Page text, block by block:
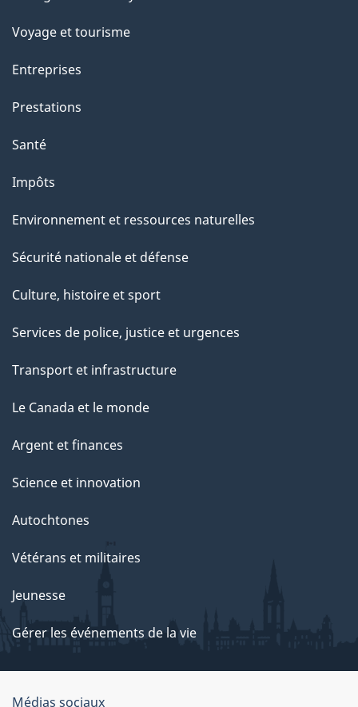
u
m
n
t
p
a
g
e
Voyage et tourisme
Entreprises
Prestations
Santé
Impôts
Environnement et ressources naturelles
Sécurité nationale et défense
Culture, histoire et sport
Services de police, justice et urgences
Transport et infrastructure
Le Canada et le monde
Argent et finances
Science et innovation
Autochtones
Vétérans et militaires
Jeunesse
Gérer les événements de la vie
Médias sociaux